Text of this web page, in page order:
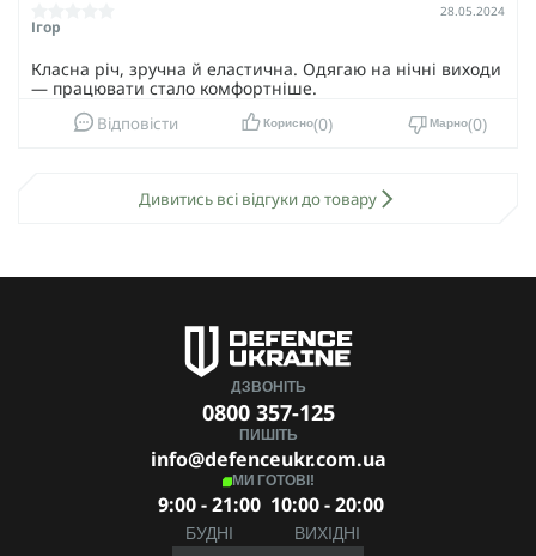
Ігор
28.05.2024
Класна річ, зручна й еластична. Одягаю на нічні виходи
— працювати стало комфортніше.
Відповісти Корисно 0 Марно 0
Дивитись всі відгуки до товару
ДЗВОНІТЬ
0800 357-125
ПИШІТЬ
info@defenceukr.com.ua
МИ ГОТОВІ!
9:00 - 21:00
БУДНІ
10:00 - 20:00
ВИХІДНІ